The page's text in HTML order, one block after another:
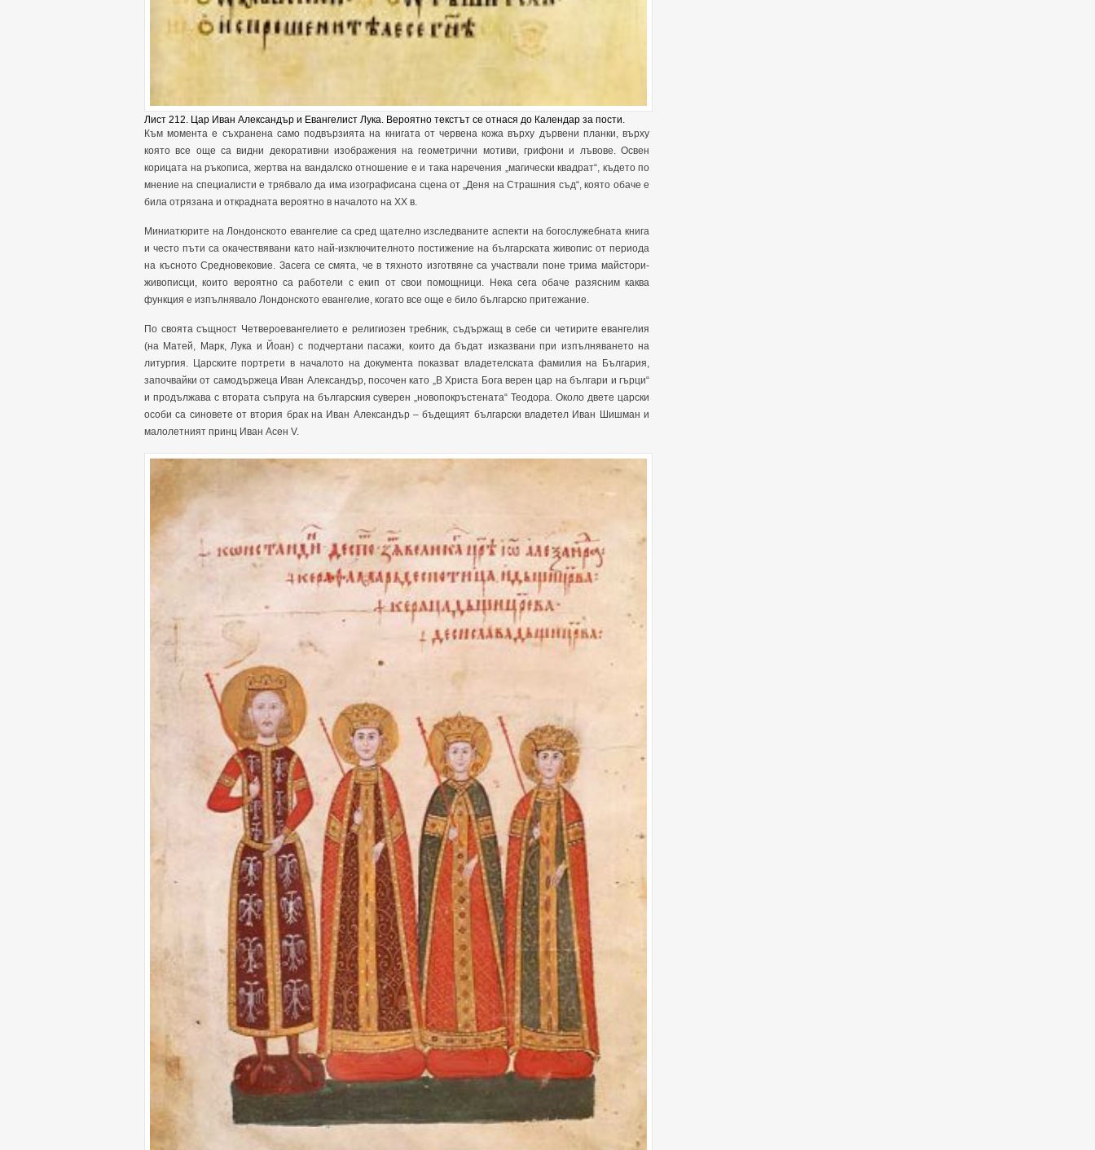
Лист 212. Цар Иван Александър и Евангелист Лука. Вероятно текстът се отнася до Календар за пости.
Към момента е съхранена само подвързията на книгата от червена кожа върху дървени планки, върху
която все още са видни декоративни изображения на геометрични мотиви, грифони и лъвове. Освен
корицата на ръкописа, жертва на вандалско отношение е и така наречения „магически квадрат“, където по
мнение на специалисти е трябвало да има изографисана сцена от „Деня на Страшния съд“, която обаче е
била отрязана и открадната вероятно в началото на XX в.
Миниатюрите на Лондонското евангелие са сред щателно изследваните аспекти на богослужебната книга
и често пъти са окачествявани като най-изключителното постижение на българската живопис от периода
на късното Средновековие. Засега се смята, че в тяхното изготвяне са участвали поне трима майстори-
живописци, които вероятно са работели с екип от свои помощници. Нека сега обаче разясним каква
функция е изпълнявало Лондонското евангелие, когато все още е било българско притежание.
По своята същност Четвероевангелието е религиозен требник, съдържащ в себе си четирите евангелия
(на Матей, Марк, Лука и Йоан) с подчертани пасажи, които да бъдат изказвани при изпълняването на
литургия. Царските портрети в началото на документа показват владетелската фамилия на България,
започвайки от самодържеца Иван Александър, посочен като „В Христа Бога верен цар на българи и гърци“
и продължава с втората съпруга на българския суверен „новопокръстената“ Теодора. Около двете царски
особи са синовете от втория брак на Иван Александър – бъдещият български владетел Иван Шишман и
малолетният принц Иван Асен V.